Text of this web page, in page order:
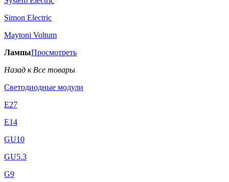
Simon Electric
Maytoni Voltum
ЛампыПросмотреть
Назад к Все товары
Светодиодные модули
E27
E14
GU10
GU5.3
G9